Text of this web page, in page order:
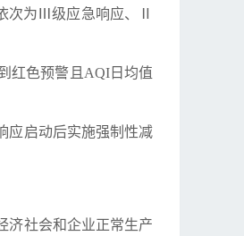
次为Ⅲ级应急响应、Ⅱ
红色预警且AQI日均值
应启动后实施强制性减
济社会和企业正常生产